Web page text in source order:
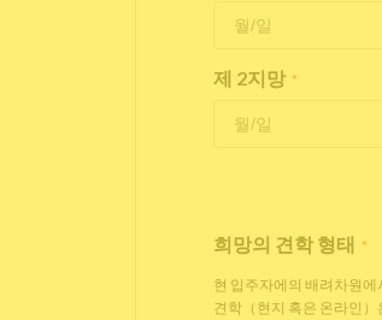
제 2지망 *
희망의 견학 형태 *
현 입주자에의 배려차원에
견학（현지 혹은 온라인